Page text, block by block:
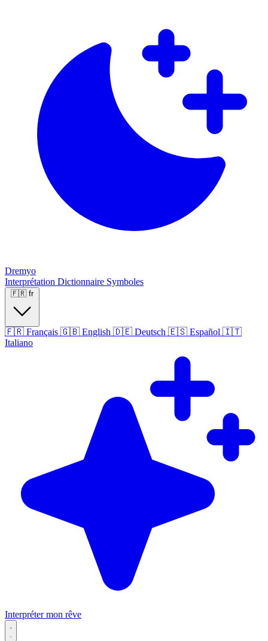
Dremyo
Interprétation Dictionnaire Symboles
🇫🇷 fr
🇫🇷 Français 🇬🇧 English 🇩🇪 Deutsch 🇪🇸 Español 🇮🇹
Italiano
Interpréter mon rêve